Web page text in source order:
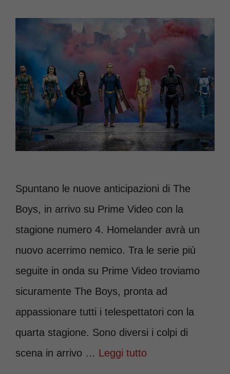
Spuntano le nuove anticipazioni di The
Boys, in arrivo su Prime Video con la
stagione numero 4. Homelander avrà un
nuovo acerrimo nemico. Tra le serie più
seguite in onda su Prime Video troviamo
sicuramente The Boys, pronta ad
appassionare tutti i telespettatori con la
quarta stagione. Sono diversi i colpi di
scena in arrivo … Leggi tutto